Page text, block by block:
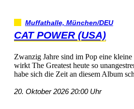
Muffathalle,München/DEU
CATPOWER(USA)
20.Oktober202620:00Uhr